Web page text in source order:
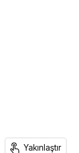
Yakınlaştır